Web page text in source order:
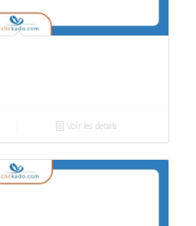
Voir les détails